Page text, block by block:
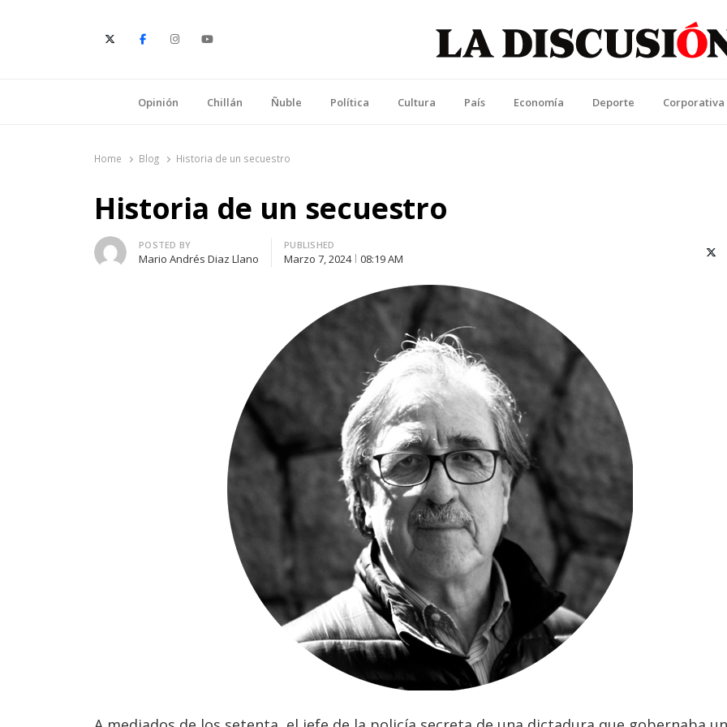
Opinión
Chillán Ñuble Política Cultura País Economía Deporte Corporativa
Home Blog Historia de un secuestro
Historia de un secuestro
Author
POSTED BY
Mario Andrés Diaz Llano
PUBLISHED
Marzo 7, 2024 08:19 AM X